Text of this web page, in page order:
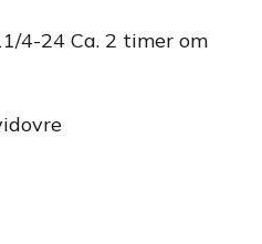
4-24 Ca. 2 timer om